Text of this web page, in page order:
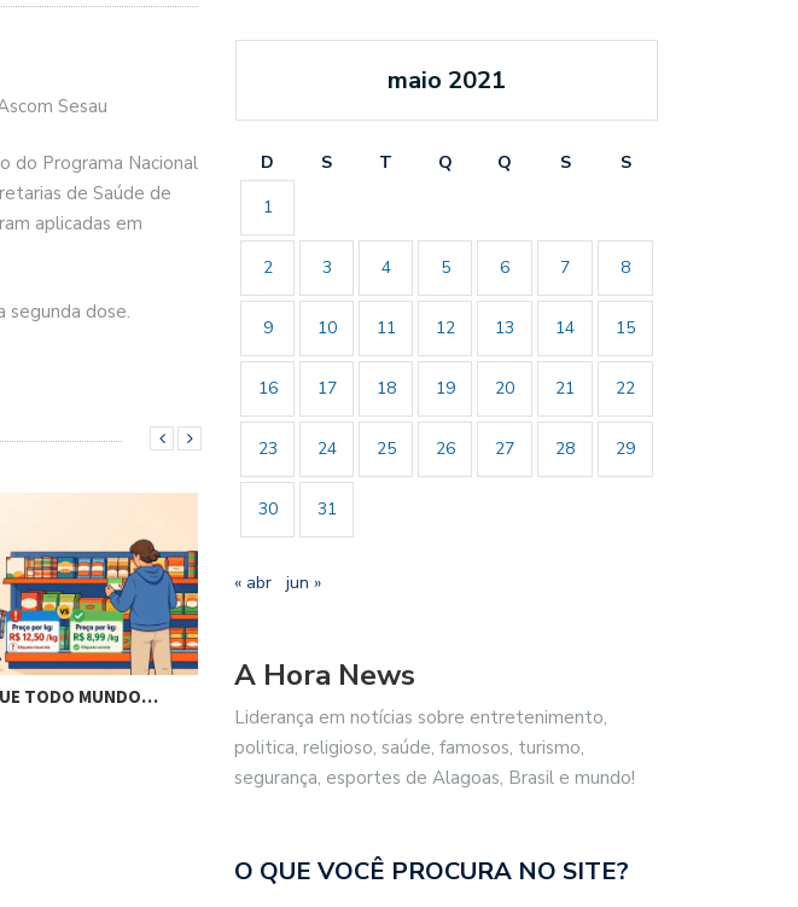
Sesau
do Programa Nacional
de Saúde de
aplicadas em
segunda dose.
TODO MUNDO…
VISTO…
MACEIÓ REFORÇAM…
maio 2021
D S T Q Q S
S
1
2 3 4 5 6 7 8
9 10 11 12 13 14 15
16 17 18 19 20 21 22
23 24 25 26 27 28 29
30 31
« abr jun »
A Hora News
Liderança em notícias sobre entretenimento,
politica, religioso, saúde, famosos, turismo,
segurança, esportes de Alagoas, Brasil e mundo!
O QUE VOCÊ PROCURA NO SITE?